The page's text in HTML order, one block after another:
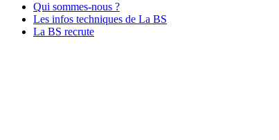
Qui sommes-nous ?
Les infos techniques de La BS
La BS recrute